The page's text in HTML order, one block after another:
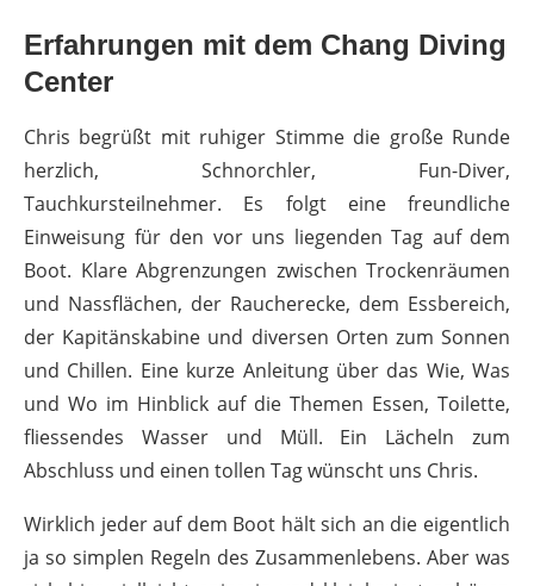
Erfahrungen mit dem Chang Diving
Center
Chris begrüßt mit ruhiger Stimme die große Runde
herzlich, Schnorchler, Fun-Diver,
Tauchkursteilnehmer. Es folgt eine freundliche
Einweisung für den vor uns liegenden Tag auf dem
Boot. Klare Abgrenzungen zwischen Trockenräumen
und Nassflächen, der Raucherecke, dem Essbereich,
der Kapitänskabine und diversen Orten zum Sonnen
und Chillen. Eine kurze Anleitung über das Wie, Was
und Wo im Hinblick auf die Themen Essen, Toilette,
fliessendes Wasser und Müll. Ein Lächeln zum
Abschluss und einen tollen Tag wünscht uns Chris.
Wirklich jeder auf dem Boot hält sich an die eigentlich
ja so simplen Regeln des Zusammenlebens. Aber was